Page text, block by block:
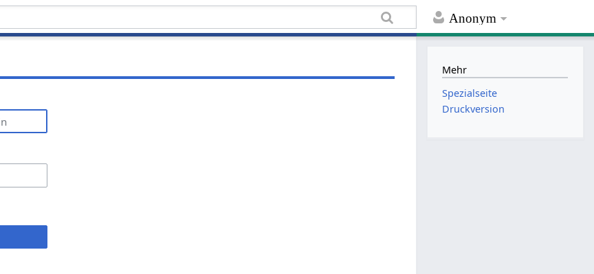
Anonym
Mehr
Spezialseite
Druckversion